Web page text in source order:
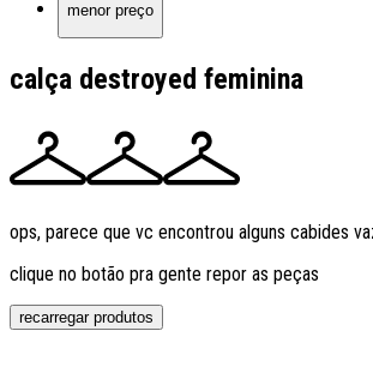
menor preço
calça destroyed feminina
ops, parece que vc encontrou alguns cabides
clique no botão pra gente repor as peças
recarregar produtos